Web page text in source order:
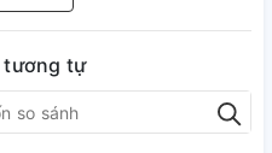
kế giúp có thể tháo lắp
thế, sửa chữa và có tính
thiết bị được thiết kế để
tương tự